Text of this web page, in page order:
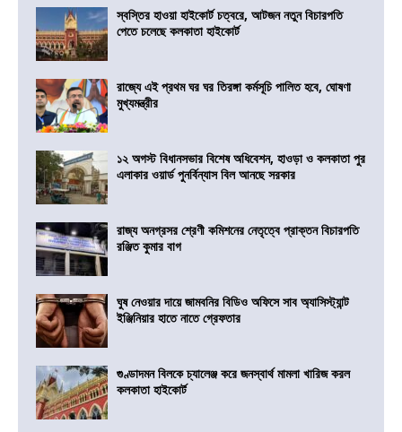
স্বস্তির হাওয়া হাইকোর্ট চত্বরে, আটজন নতুন বিচারপতি
পেতে চলেছে কলকাতা হাইকোর্ট
রাজ্যে এই প্রথম ঘর ঘর তিরঙ্গা কর্মসূচি পালিত হবে, ঘোষণা
মুখ্যমন্ত্রীর
১২ অগস্ট বিধানসভার বিশেষ অধিবেশন, হাওড়া ও কলকাতা পুর
এলাকার ওয়ার্ড পুনর্বিন্যাস বিল আনছে সরকার
রাজ্য অনগ্রসর শ্রেণী কমিশনের নেতৃত্বে প্রাক্তন বিচারপতি
রঞ্জিত কুমার বাগ
ঘুষ নেওয়ার দায়ে জামবনির বিডিও অফিসে সাব অ্যাসিস্ট্যান্ট
ইঞ্জিনিয়ার হাতে নাতে গ্রেফতার
গুণ্ডাদমন বিলকে চ্যালেঞ্জ করে জনস্বার্থ মামলা খারিজ করল
কলকাতা হাইকোর্ট